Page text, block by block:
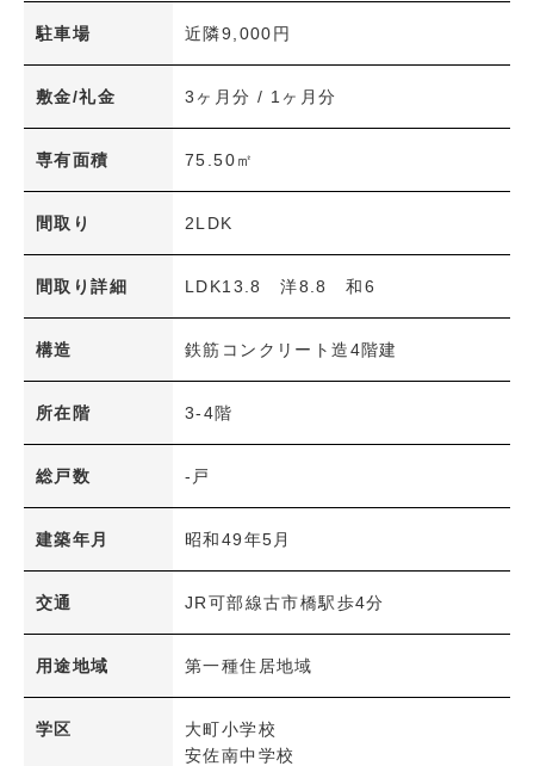
賃料(共益費込)
〜
専有面積
〜
築年数
〜
1R・1K～1LDK 2K～2LDK+S
3K～3LDK+S 4K～4LDK+S
6K以上
交通機関
JR
学区
小学校 中学校
ペット可能物件
駐車場 近隣9,000円
敷金/礼金 3ヶ月分 / 1ヶ月分
専有面積 75.50㎡
間取り 2LDK
間取り詳細 LDK13.8 洋8.8 和6
構造 鉄筋コンクリート造4階建
所在階 3-4階
総戸数 -戸
建築年月 昭和49年5月
交通 JR可部線古市橋駅歩4分
用途地域 第一種住居地域
学区
大町小学校
安佐南中学校